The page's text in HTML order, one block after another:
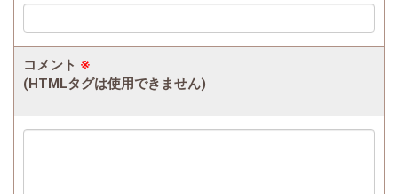
コメント ※
(HTMLタグは使用できません)